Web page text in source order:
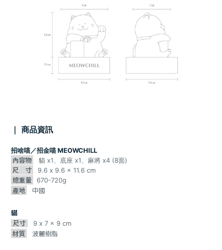
｜ 商品資訊
招啥喵／招金喵 MEOWCHILL
內容物 貓 x1、 底座 x1、 麻將 x4 (8面)
尺 寸 9.6 x 9.6 x 11.6 cm
總重量 670-720g
產地 中國
貓
尺寸
9 x 7 x 9 cm
材質 波麗樹脂